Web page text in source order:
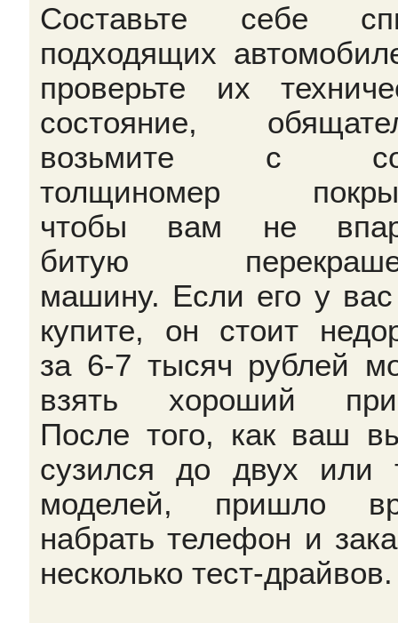
Составьте себе
подходящих
проверьте их
состояние,
возьмите с
толщиномер
чтобы вам не
битую
машину. Если его у вас
купите, он стоит
за 6-7 тысяч рублей
взять хороший
После того, как ваш
сузился до двух или
моделей, пришло
набрать телефон и
несколько тест-драйвов.